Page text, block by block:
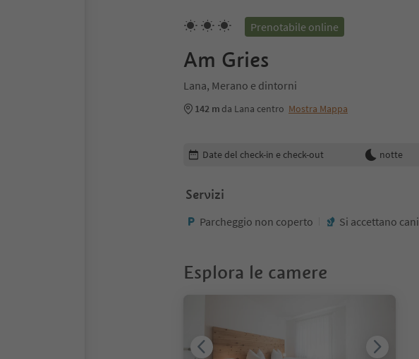
Prenotabile online
Am Gries
Lana, Merano e dintorni
142 m da Lana centro Mostra Mappa
Modifica i dettagli della prenotazione
Date del check-in e check-out notte
Servizi
Parcheggio non coperto Si accettano cani
Esplora le camere